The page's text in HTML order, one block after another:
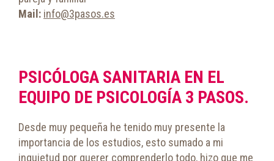
Mail: info@3pasos.es
PSICÓLOGA SANITARIA EN EL
EQUIPO DE PSICOLOGÍA 3 PASOS.
Desde muy pequeña he tenido muy presente la
importancia de los estudios, esto sumado a mi
inquietud por querer comprenderlo todo, hizo que me